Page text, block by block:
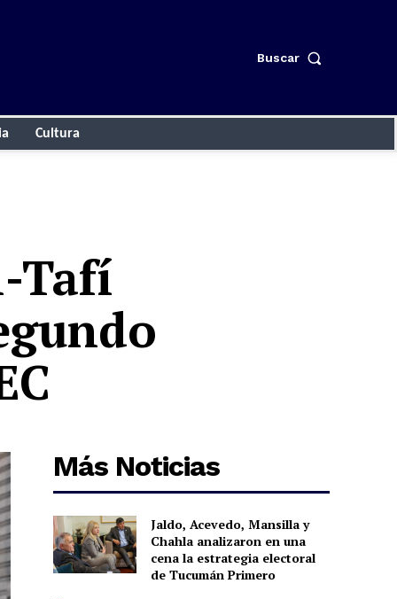
Buscar
Cultura
Tafí
Más Noticias
Jaldo, Acevedo, Mansilla y
Chahla analizaron en una
cena la estrategia electoral
de Tucumán Primero